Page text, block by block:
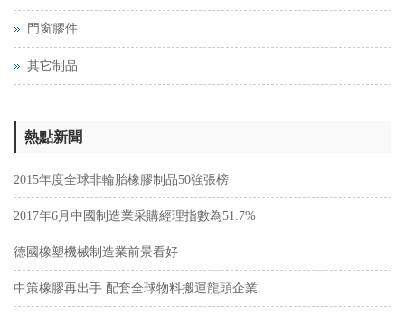
門窗膠件
其它制品
熱點新聞
2015年度全球非輪胎橡膠制品50強張榜
2017年6月中國制造業采購經理指數為51.7%
德國橡塑機械制造業前景看好
中策橡膠再出手 配套全球物料搬運龍頭企業